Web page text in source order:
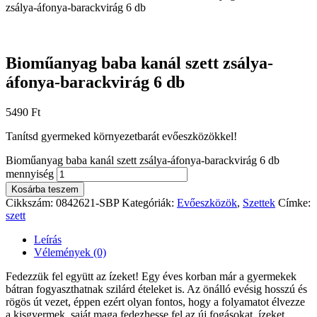
zsálya-áfonya-barackvirág 6 db
Bioműanyag baba kanál szett zsálya-
áfonya-barackvirág 6 db
5490 Ft
Tanítsd gyermeked környezetbarát evőeszközökkel!
Bioműanyag baba kanál szett zsálya-áfonya-barackvirág 6 db
mennyiség
Kosárba teszem
Cikkszám: 0842621-SBP Kategóriák: Evőeszközök, Szettek Címke:
szett
Leírás
Vélemények (0)
Fedezzük fel együtt az ízeket! Egy éves korban már a gyermekek
bátran fogyaszthatnak szilárd ételeket is. Az önálló evésig hosszú és
rögös út vezet, éppen ezért olyan fontos, hogy a folyamatot élvezze
a kisgyermek, saját maga fedezhesse fel az új fogásokat, ízeket.